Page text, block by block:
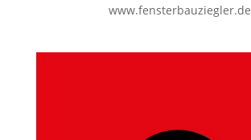
www.fensterbauziegler.de